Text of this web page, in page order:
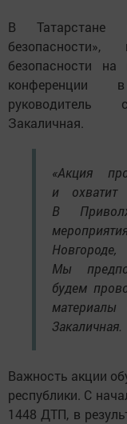
В Татарстане
безопасности
конференции
руководитель
Закаличная.
«Акция
и охватит
В
Мы
будем
Закаличная.
Важность акции
республики. С
1448 ДТП, в